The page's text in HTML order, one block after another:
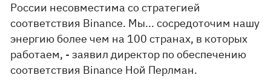
России несовместима со стратегией
соответствия Binance. Мы... сосредоточим нашу
энергию более чем на 100 странах, в которых
работаем, - заявил директор по обеспечению
соответствия Binance Ной Перлман.